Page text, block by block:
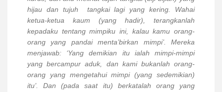
hijau dan tujuh
tangkai lagi yang kering. Wahai
ketua-ketua kaum (yang hadir), terangkanlah
kepadaku tentang mimpiku ini, kalau kamu orang-
orang yang pandai menta’birkan mimpi’. Mereka
menjawab: ‘Yang demikian itu ialah mimpi-mimpi
yang bercampur aduk, dan kami bukanlah orang-
orang yang mengetahui mimpi (yang sedemikian)
itu’. Dan (pada saat itu) berkatalah orang yang